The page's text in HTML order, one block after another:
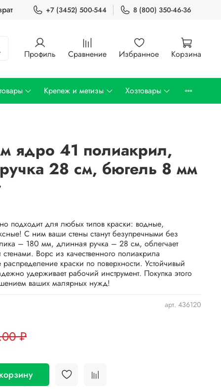
+7 (3452) 500-544 8 (800) 350-46-36
Профиль Сравнение Избранное Корзина
Крепеж и метизы Хозтовары
арт. 436120
ядро 41 полиакрил,
28 см, бюгель 8 мм
₽
подходит для любых типов краски: водные,
С ним ваши стены станут безупречными без
– 180 мм, длинная ручка – 28 см, облегчает
Ворс из качественного полиакрила
краски по поверхности. Устойчивый
удерживает рабочий инструмент. Покупка этого
ваших малярных нужд!